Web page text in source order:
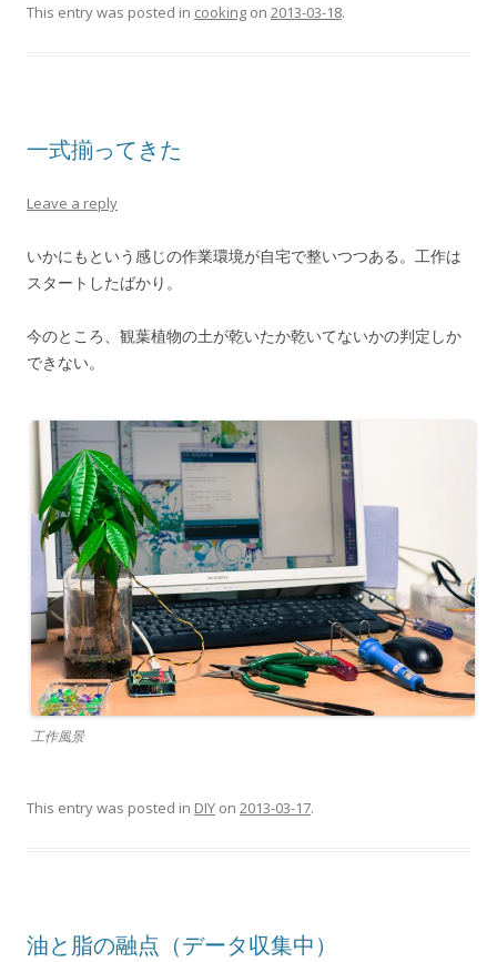
This entry was posted in cooking on 2013-03-18.
一式揃ってきた
Leave a reply
いかにもという感じの作業環境が自宅で整いつつある。工作は
スタートしたばかり。
今のところ、観葉植物の土が乾いたか乾いてないかの判定しか
できない。
工作風景
This entry was posted in DIY on 2013-03-17.
油と脂の融点（データ収集中）